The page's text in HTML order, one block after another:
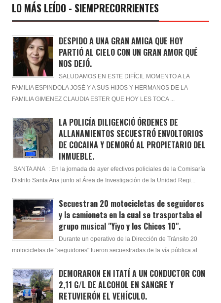
LO MÁS LEÍDO - SIEMPRECORRIENTES
DESPIDO A UNA GRAN AMIGA QUE HOY
PARTIÓ AL CIELO CON UN GRAN AMOR QUÉ
NOS DEJÓ.
SALUDAMOS EN ESTE DIFÍCIL MOMENTO A LA
FAMILIA ESPINDOLA JOSÉ Y A SUS HIJOS Y HERMANOS DE LA
FAMILIA GIMENEZ CLAUDIA ESTER QUE HOY LES TOCA ...
LA POLICÍA DILIGENCIÓ ÓRDENES DE
ALLANAMIENTOS SECUESTRÓ ENVOLTORIOS
DE COCAINA Y DEMORÓ AL PROPIETARIO DEL
INMUEBLE.
SANTA ANA : En la jornada de ayer efectivos policiales de la Comisaría
Distrito Santa Ana junto al Área de Investigación de la Unidad Regi...
Secuestran 20 motocicletas de seguidores
y la camioneta en la cual se trasportaba el
grupo musical "Yiyo y los Chicos 10".
Durante un operativo de la Dirección de Tránsito 20
motocicletas de "seguidores" fueron secuestradas de la vía pública al ...
DEMORARON EN ITATÍ A UN CONDUCTOR CON
2,11 G/L DE ALCOHOL EN SANGRE Y
RETUVIERÓN EL VEHÍCULO.